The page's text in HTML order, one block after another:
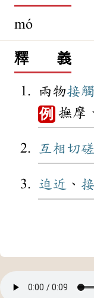
mó
釋 義
兩物接觸
例 撫摩
互相 切磋
迫近 、